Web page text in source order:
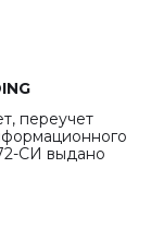
переучет
СИ выдано